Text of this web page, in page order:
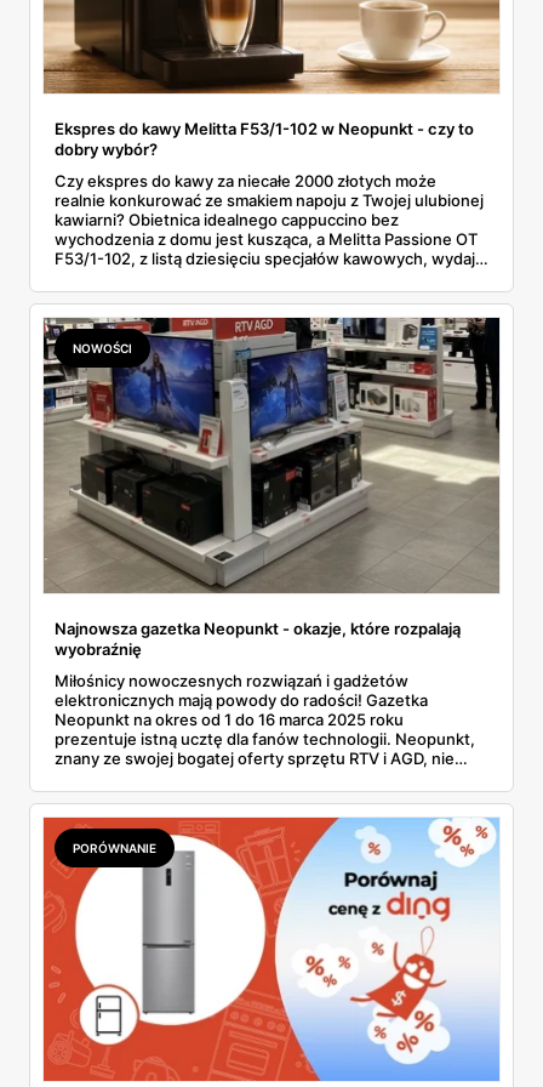
Ekspres do kawy Melitta F53/1-102 w Neopunkt - czy to
dobry wybór?
Czy ekspres do kawy za niecałe 2000 złotych może
realnie konkurować ze smakiem napoju z Twojej ulubionej
kawiarni? Obietnica idealnego cappuccino bez
wychodzenia z domu jest kusząca, a Melitta Passione OT
F53/1-102, z listą dziesięciu specjałów kawowych, wydaje
hasłami kryje się realna wartość? W tej analizie bierzemy
go pod lupę – sprawdzamy smak, testujemy funkcje i bez
ogródek wskazujemy, gdzie tkwią jego mocne, a gdzie
słabe strony. Zaczynamy.
NOWOŚCI
Najnowsza gazetka Neopunkt - okazje, które rozpalają
wyobraźnię
Miłośnicy nowoczesnych rozwiązań i gadżetów
elektronicznych mają powody do radości! Gazetka
Neopunkt na okres od 1 do 16 marca 2025 roku
prezentuje istną ucztę dla fanów technologii. Neopunkt,
znany ze swojej bogatej oferty sprzętu RTV i AGD, nie
atrakcyjnych promocji na najnowsze urządzenia
wiodących marek. Warto zaznaczyć, że gazetka Neopunkt
to nie tylko katalog produktów, ale prawdziwe
kompendium wiedzy dla osób poszukujących najlepszych
rozwiązań technologicznych do swojego domu. Eksperci
z Neopunktu starannie wyselekcjonowali produkty, które
nie tylko spełniają najwyższe standardy jakości, ale
również odpowiadają na aktualne trendy i potrzeby
konsumentów.
PORÓWNANIE